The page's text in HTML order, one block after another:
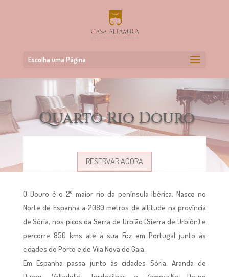
Escolha uma Página
Quarto Rio Douro
RESERVAR AGORA
O Douro é o 2º maior rio da península Ibérica. Nasce no
Norte de Espanha a 2080 metros de altitude na província
de Sória, nos picos da Serra de Urbião (Sierra de Urbión) e
percorre 850 kms até à sua Foz em Portugal junto às
cidades do Porto e de Vila Nova de Gaia.
Em Espanha passa junto às cidades Sória, Aranda de